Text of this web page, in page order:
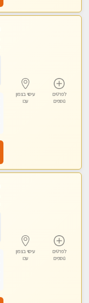
לפרטים
נוספים
עיסוי בצפון
עכו
לפרטים
נוספים
עיסוי בצפון
עכו